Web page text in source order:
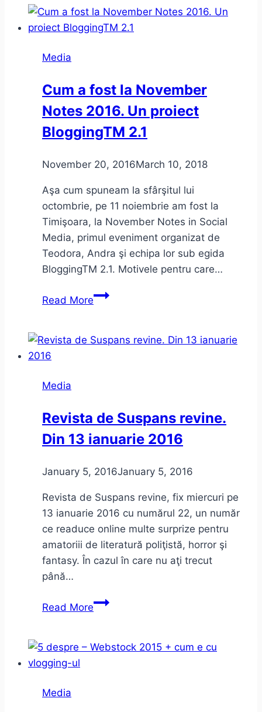
Media
Cum a fost la November
Notes 2016. Un proiect
BloggingTM 2.1
November 20, 2016March 10, 2018
Aşa cum spuneam la sfârşitul lui
octombrie, pe 11 noiembrie am fost la
Timişoara, la November Notes in Social
Media, primul eveniment organizat de
Teodora, Andra şi echipa lor sub egida
BloggingTM 2.1. Motivele pentru care…
Read MoreCum
la
proiect
BloggingTM
Media
Revista de Suspans revine.
Din 13 ianuarie 2016
January 5, 2016January 5, 2016
Revista de Suspans revine, fix miercuri pe
13 ianuarie 2016 cu numărul 22, un număr
ce readuce online multe surprize pentru
amatoriii de literatură poliţistă, horror şi
fantasy. În cazul în care nu aţi trecut
până…
Read MoreRevista
revine.
Media